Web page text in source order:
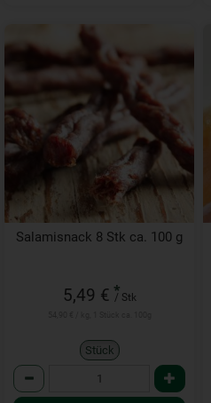
Salamisnack 8 Stk ca. 100 g
5,49 € *
/ Stk
Stück
Anzahl